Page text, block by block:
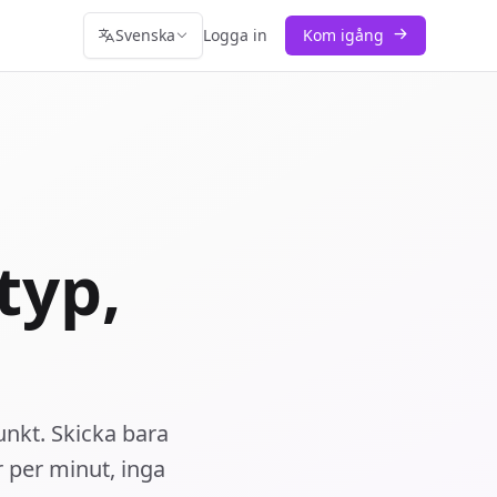
Svenska Logga in Kom igång
Skicka bara
per minut, inga